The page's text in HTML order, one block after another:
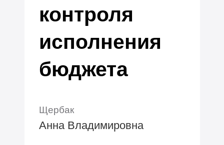
контроля
исполнения
бюджета
Щербак
Анна Владимировна